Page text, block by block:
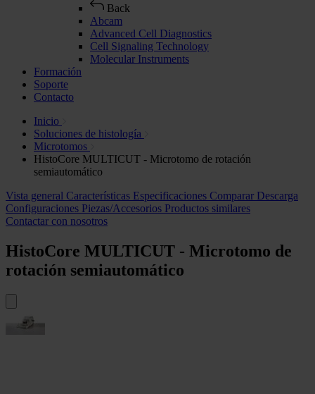
Back
Abcam
Advanced Cell Diagnostics
Cell Signaling Technology
Molecular Instruments
Formación
Soporte
Contacto
Inicio
Soluciones de histología
Microtomos
HistoCore MULTICUT - Microtomo de rotación
semiautomático
Vista general Características Especificaciones Comparar Descarga
Configuraciones Piezas/Accesorios Productos similares
Contactar con nosotros
HistoCore MULTICUT - Microtomo de
rotación semiautomático